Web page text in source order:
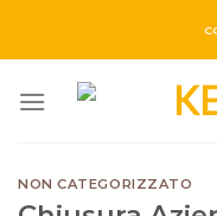
NON CATEGORIZZATO